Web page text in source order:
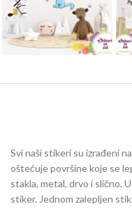
Svi naši stikeri su izrađeni
oštećuje površine koje se
stakla, metal, drvo i slično.
stiker. Jednom zalepljen